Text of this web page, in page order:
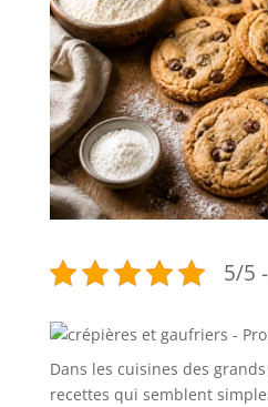
5/5
Dans les cuisines des
recettes qui semblent